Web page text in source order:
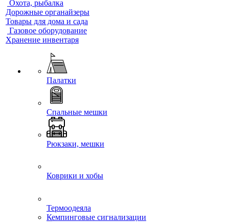
Охота, рыбалка
Дорожные органайзеры
Товары для дома и сада
Газовое оборудование
Хранение инвентаря
Палатки
Спальные мешки
Рюкзаки, мешки
Коврики и хобы
Термоодеяла
Кемпинговые сигнализации